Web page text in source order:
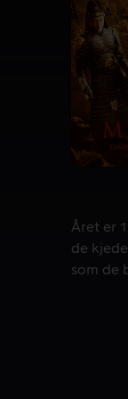
Året er
Året er
de
som de